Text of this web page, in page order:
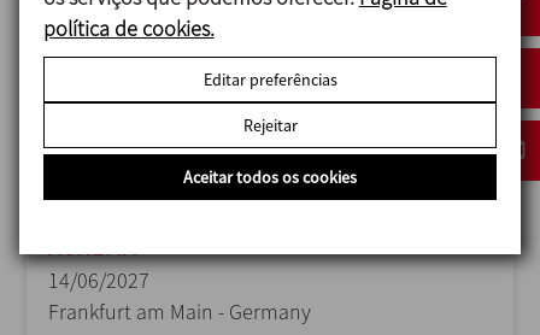
14/06/2027
Frankfurt am Main - Germany
política de cookies.
Editar preferências
Rejeitar
Aceitar todos os cookies